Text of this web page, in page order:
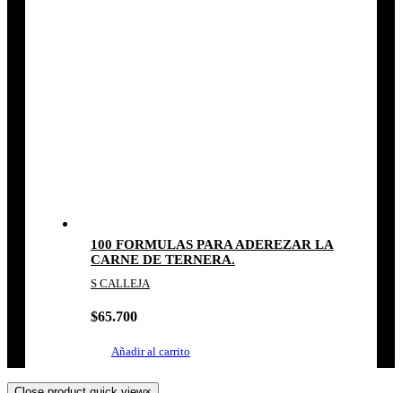
100 FORMULAS PARA ADEREZAR LA
CARNE DE TERNERA.
S CALLEJA
$65.700
Añadir al carrito